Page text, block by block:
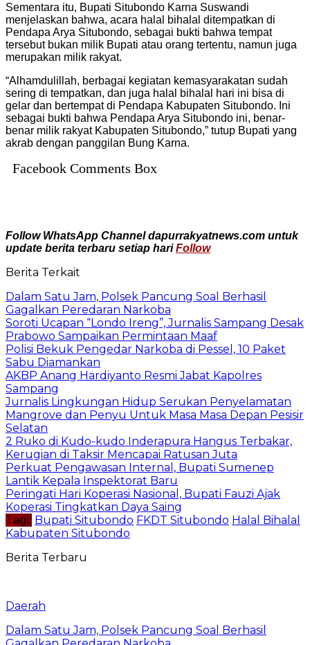
Sementara itu, Bupati Situbondo Karna Suswandi
menjelaskan bahwa, acara halal bihalal ditempatkan di
Pendapa Arya Situbondo, sebagai bukti bahwa tempat
tersebut bukan milik Bupati atau orang tertentu, namun juga
merupakan milik rakyat.
“Alhamdulillah, berbagai kegiatan kemasyarakatan sudah
sering di tempatkan, dan juga halal bihalal hari ini bisa di
gelar dan bertempat di Pendapa Kabupaten Situbondo. Ini
sebagai bukti bahwa Pendapa Arya Situbondo ini, benar-
benar milik rakyat Kabupaten Situbondo,” tutup Bupati yang
akrab dengan panggilan Bung Karna.
Facebook Comments Box
Follow WhatsApp Channel dapurrakyatnews.com untuk
update berita terbaru setiap hariFollow
Berita Terkait
Dalam Satu Jam, Polsek Pancung Soal Berhasil
Gagalkan Peredaran Narkoba
Soroti Ucapan “Londo Ireng”, Jurnalis Sampang Desak
Prabowo Sampaikan Permintaan Maaf
Polisi Bekuk Pengedar Narkoba di Pessel, 10 Paket
Sabu Diamankan
AKBP Anang Hardiyanto Resmi Jabat Kapolres
Sampang
Jurnalis Lingkungan Hidup Serukan Penyelamatan
Mangrove dan Penyu Untuk Masa Masa Depan Pesisir
Selatan
2 Ruko di Kudo-kudo Inderapura Hangus Terbakar,
Kerugian di Taksir Mencapai Ratusan Juta
Perkuat Pengawasan Internal, Bupati Sumenep
Lantik Kepala Inspektorat Baru
Peringati Hari Koperasi Nasional, Bupati Fauzi Ajak
Koperasi Tingkatkan Daya Saing
Tag : Bupati Situbondo FKDT Situbondo Halal Bihalal
Kabupaten Situbondo
Berita Terbaru
Daerah
Dalam Satu Jam, Polsek Pancung Soal Berhasil